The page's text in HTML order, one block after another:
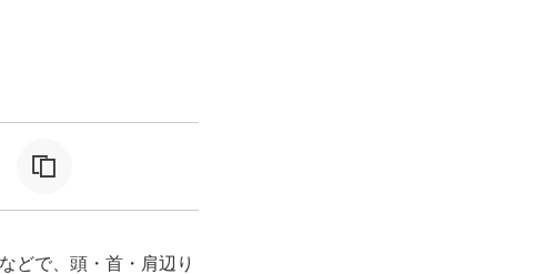
どで、頭・首・肩辺り